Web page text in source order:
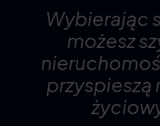
Wybierając
możesz